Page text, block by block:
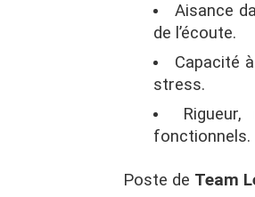
Aisance
de l’écoute.
Capacité
stress.
fonctionnels.
Poste de Team